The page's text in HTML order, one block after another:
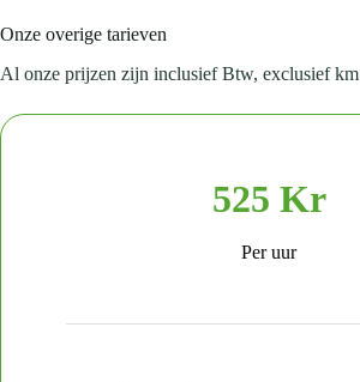
Onze overige tarieven
Al onze prijzen zijn inclusief Btw, exclusief km
525 Kr
Per uur